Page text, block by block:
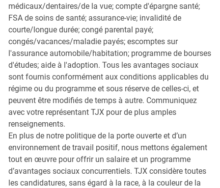
médicaux/dentaires/de la vue; compte d'épargne santé;
FSA de soins de santé; assurance-vie; invalidité de
courte/longue durée; congé parental payé;
congés/vacances/maladie payés; escomptes sur
l'assurance automobile/habitation; programme de bourses
d'études; aide à l'adoption. Tous les avantages sociaux
sont fournis conformément aux conditions applicables du
régime ou du programme et sous réserve de celles-ci, et
peuvent être modifiés de temps à autre. Communiquez
avec votre représentant TJX pour de plus amples
renseignements.
En plus de notre politique de la porte ouverte et d’un
environnement de travail positif, nous mettons également
tout en œuvre pour offrir un salaire et un programme
d’avantages sociaux concurrentiels. TJX considère toutes
les candidatures, sans égard à la race, à la couleur de la